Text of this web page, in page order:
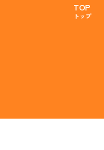
TOP
トップ